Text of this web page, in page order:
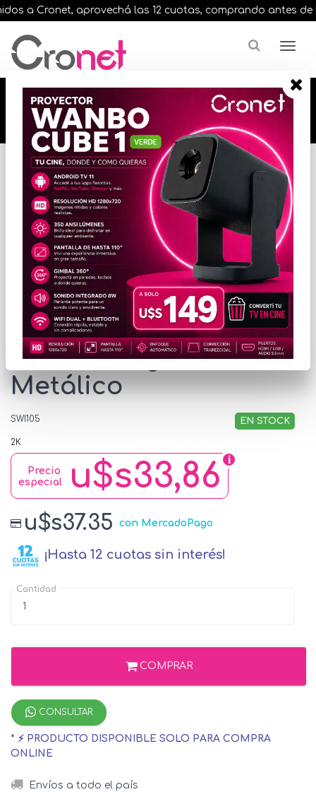
a Cronet, aprovechá las 12 cuotas, comprando antes de
🔥🔥🔥 12 cuotas, en todos nuestros artículos,
comprando antes de las 13 hrs. envíos en el
día 🔥🔥🔥
Inicio CONECTIVIDAD / RED SWITCHES
* Las imágenes se exhiben con fines ilustrativos.
Switch Hikvision 8
Puertos Gigabit
Metálico
SWI105 EN STOCK
2K
u$s33,86
Precio
especial
u$s37.35 con MercadoPago
¡Hasta 12 cuotas sin interés!
Cantidad
COMPRAR
CONSULTAR
* ⚡ PRODUCTO DISPONIBLE SOLO PARA COMPRA
ONLINE
Envíos a todo el país